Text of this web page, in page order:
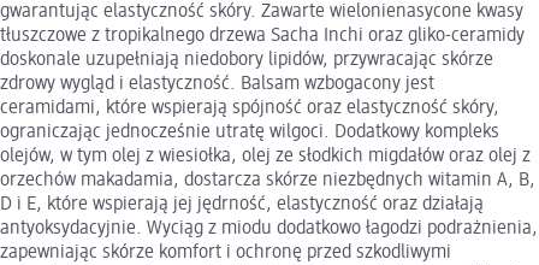
gwarantując elastyczność skóry. Zawarte wielonienasycone kwasy
tłuszczowe z tropikalnego drzewa Sacha Inchi oraz gliko-ceramidy
doskonale uzupełniają niedobory lipidów, przywracając skórze
zdrowy wygląd i elastyczność. Balsam wzbogacony jest
ceramidami, które wspierają spójność oraz elastyczność skóry,
ograniczając jednocześnie utratę wilgoci. Dodatkowy kompleks
olejów, w tym olej z wiesiołka, olej ze słodkich migdałów oraz olej z
orzechów makadamia, dostarcza skórze niezbędnych witamin A, B,
D i E, które wspierają jej jędrność, elastyczność oraz działają
antyoksydacyjnie. Wyciąg z miodu dodatkowo łagodzi podrażnienia,
zapewniając skórze komfort i ochronę przed szkodliwymi